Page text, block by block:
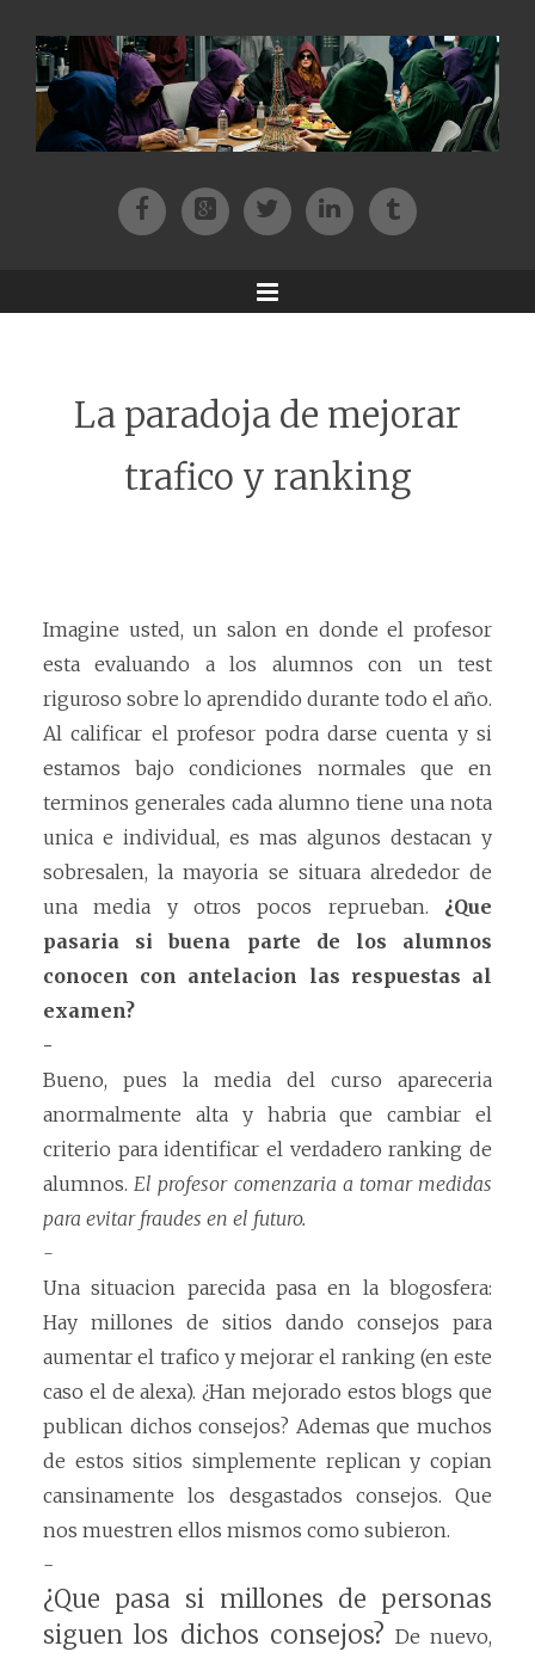
FacebookPatreonTwitterInstagram
Tik-tok
Menu
La paradoja de mejorar
trafico y ranking
Imagine usted, un salon en donde el profesor
esta evaluando a los alumnos con un test
riguroso sobre lo aprendido durante todo el año.
Al calificar el profesor podra darse cuenta y si
estamos bajo condiciones normales que en
terminos generales cada alumno tiene una nota
unica e individual, es mas algunos destacan y
sobresalen, la mayoria se situara alrededor de
una media y otros pocos reprueban. ¿Que
pasaria si buena parte de los alumnos
conocen con antelacion las respuestas al
examen?
-
Bueno, pues la media del curso apareceria
anormalmente alta y habria que cambiar el
criterio para identificar el verdadero ranking de
alumnos.El profesor comenzaria a tomar medidas
para evitar fraudes en el futuro.
-
Una situacion parecida pasa en la blogosfera:
Hay millones de sitios dando consejos para
aumentar el trafico y mejorar el ranking (en este
caso el de alexa). ¿Han mejorado estos blogs que
publican dichos consejos? Ademas que muchos
de estos sitios simplemente replican y copian
cansinamente los desgastados consejos. Que
nos muestren ellos mismos como subieron.
-
¿Que pasa si millones de personas
siguen los dichos consejos? De nuevo,